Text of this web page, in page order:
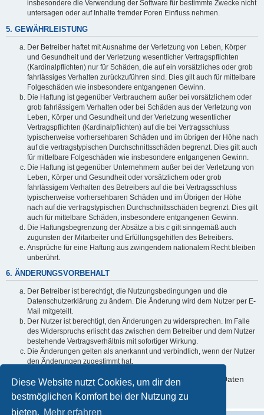
Diese Website nutzt Cookies, um dir den
bestmöglichen Komfort bei der Nutzung zu
bieten. Mehr erfahren
insbesondere die Verwendung der Software für bestimmte Zwecke nicht
untersagen oder auf Inhalte fremder Foren Einfluss nehmen.
5. GEWÄHRLEISTUNG
Der Betreiber haftet mit Ausnahme der Verletzung von Leben, Körper
und Gesundheit und der Verletzung wesentlicher Vertragspflichten
(Kardinalpflichten) nur für Schäden, die auf ein vorsätzliches oder grob
fahrlässiges Verhalten zurückzuführen sind. Dies gilt auch für mittelbare
Folgeschäden wie insbesondere entgangenen Gewinn.
Die Haftung ist gegenüber Verbrauchern außer bei vorsätzlichem oder
grob fahrlässigem Verhalten oder bei Schäden aus der Verletzung von
Leben, Körper und Gesundheit und der Verletzung wesentlicher
Vertragspflichten (Kardinalpflichten) auf die bei Vertragsschluss
typischerweise vorhersehbaren Schäden und im übrigen der Höhe nach
auf die vertragstypischen Durchschnittsschäden begrenzt. Dies gilt auch
für mittelbare Folgeschäden wie insbesondere entgangenen Gewinn.
Die Haftung ist gegenüber Unternehmern außer bei der Verletzung von
Leben, Körper und Gesundheit oder vorsätzlichem oder grob
fahrlässigem Verhalten des Betreibers auf die bei Vertragsschluss
typischerweise vorhersehbaren Schäden und im Übrigen der Höhe
nach auf die vertragstypischen Durchschnittsschäden begrenzt. Dies gilt
auch für mittelbare Schäden, insbesondere entgangenen Gewinn.
Die Haftungsbegrenzung der Absätze a bis c gilt sinngemäß auch
zugunsten der Mitarbeiter und Erfüllungsgehilfen des Betreibers.
Ansprüche für eine Haftung aus zwingendem nationalem Recht bleiben
unberührt.
6. ÄNDERUNGSVORBEHALT
Der Betreiber ist berechtigt, die Nutzungsbedingungen und die
Datenschutzerklärung zu ändern. Die Änderung wird dem Nutzer per E-
Mail mitgeteilt.
Der Nutzer ist berechtigt, den Änderungen zu widersprechen. Im Falle
des Widerspruchs erlischt das zwischen dem Betreiber und dem Nutzer
bestehende Vertragsverhältnis mit sofortiger Wirkung.
Die Änderungen gelten als anerkannt und verbindlich, wenn der Nutzer
den Änderungen zugestimmt hat.
Informationen über den Umgang mit deinen persönlichen Daten
sind in der Datenschutzerklärung enthalten.